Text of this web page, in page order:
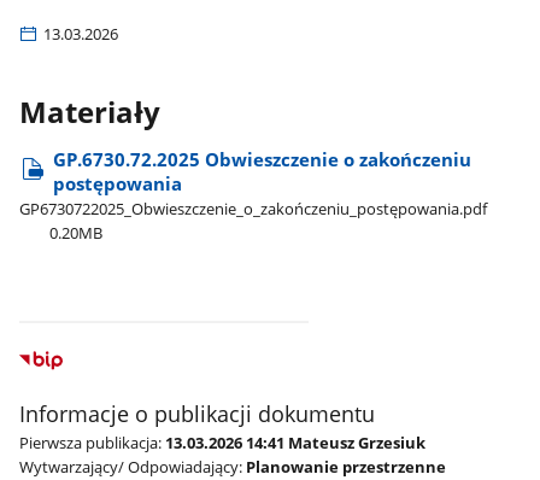
13.03.2026
Materiały
GP.6730.72.2025 Obwieszczenie o zakończeniu
postępowania
GP6730722025​_Obwieszczenie​_o​_zakończeniu​_postępowania.pdf
0.20MB
Informacje o publikacji dokumentu
Pierwsza publikacja: 13.03.2026 14:41 Mateusz Grzesiuk
Wytwarzający/ Odpowiadający: Planowanie przestrzenne